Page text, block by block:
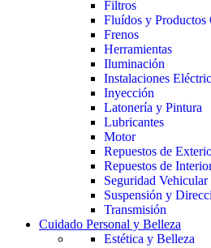
Filtros
Fluídos y Productos
Frenos
Herramientas
Iluminación
Instalaciones
Inyección
Latonería y Pintura
Lubricantes
Motor
Repuestos de
Repuestos de
Seguridad Vehicular
Suspensión y
Transmisión
Cuidado Personal y Belleza
Estética y Belleza